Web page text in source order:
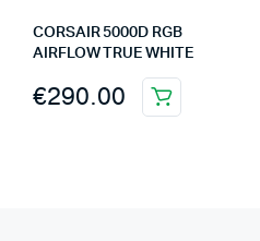
CORSAIR 5000D RGB
AIRFLOW TRUE WHITE
€290.00